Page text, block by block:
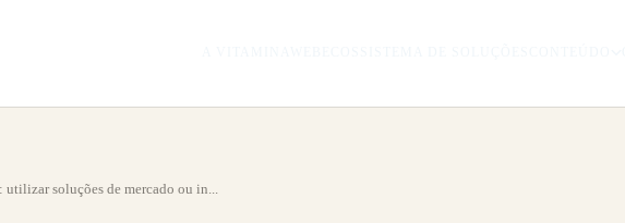
soluções de mercado ou in...